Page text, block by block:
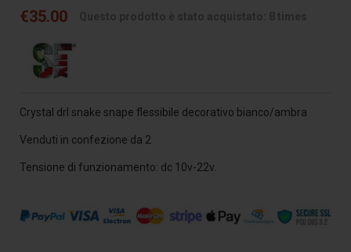
€35.00
Crystal drl snake snape flessibile decorativo bianco/ambra
Venduti in confezione da 2
Tensione di funzionamento: dc 10v-22v.